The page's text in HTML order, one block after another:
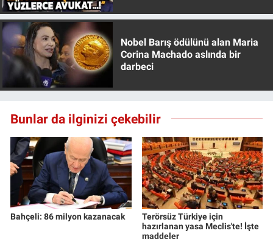
Nobel Barış ödülünü alan Maria
Corina Machado aslında bir
darbeci
Bunlar da ilginizi çekebilir
Bahçeli: 86 milyon kazanacak
Terörsüz Türkiye için
hazırlanan yasa Meclis'te! İşte
maddeler
Canlı Yayın